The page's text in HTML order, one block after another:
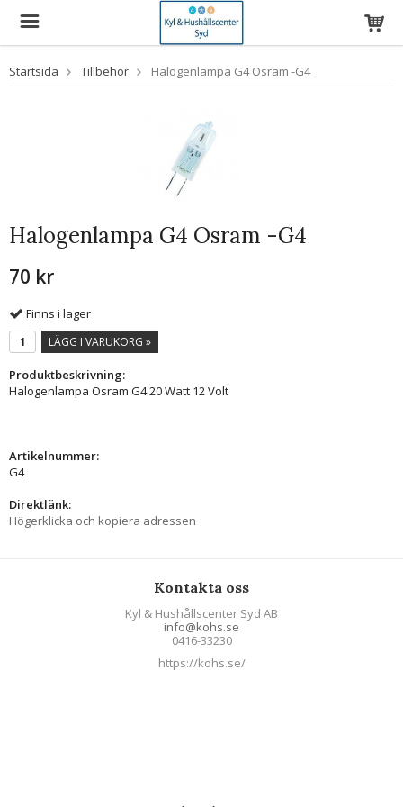
Startsida Tillbehör Halogenlampa G4 Osram -G4
Halogenlampa G4 Osram -G4
70 kr
Finns i lager
LÄGG I VARUKORG »
Produktbeskrivning:
Halogenlampa Osram G4 20 Watt 12 Volt
Artikelnummer:
G4
Direktlänk:
Högerklicka och kopiera adressen
Kontakta oss
Kyl & Hushållscenter Syd AB
info@kohs.se
0416-33230
https://kohs.se/